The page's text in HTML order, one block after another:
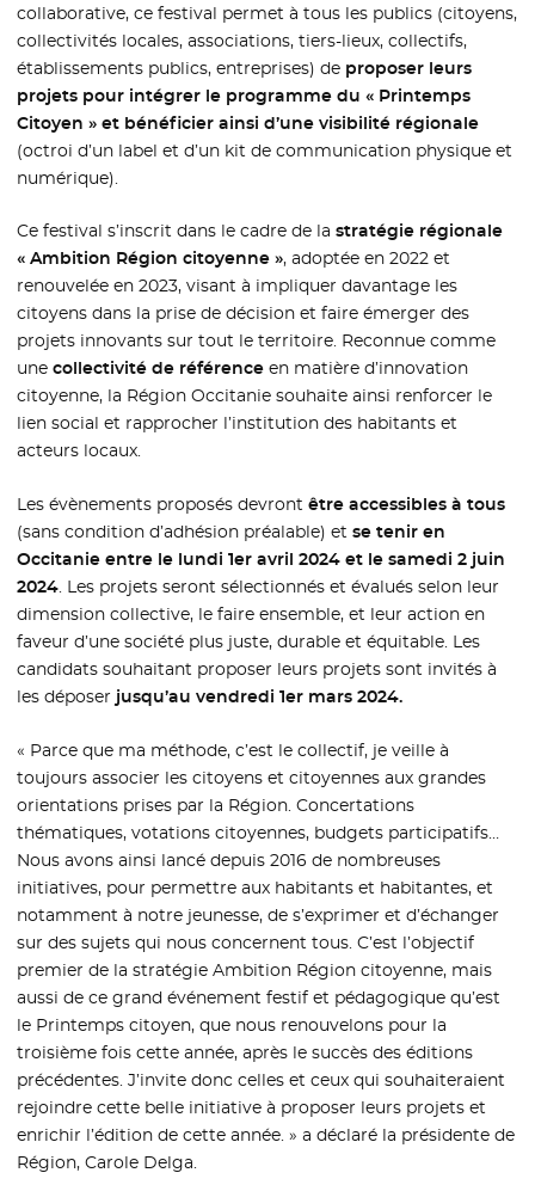
collaborative, ce festival permet à tous les publics (citoyens,
collectivités locales, associations, tiers-lieux, collectifs,
établissements publics, entreprises) de proposer leurs
projets pour intégrer le programme du « Printemps
Citoyen » et bénéficier ainsi d’une visibilité régionale
(octroi d’un label et d’un kit de communication physique et
numérique).
Ce festival s’inscrit dans le cadre de lastratégie régionale
« Ambition Région citoyenne », adoptée en 2022 et
renouvelée en 2023, visant à impliquer davantage les
citoyens dans la prise de décision et faire émerger des
projets innovants sur tout le territoire. Reconnue comme
unecollectivité de référence en matière d’innovation
citoyenne, la Région Occitanie souhaite ainsi renforcer le
lien social et rapprocher l’institution des habitants et
acteurs locaux.
Les évènements proposés devrontêtre accessibles à tous
(sans condition d’adhésion préalable) etse tenir en
Occitanie entre le lundi 1er avril 2024 et le samedi 2 juin
2024. Les projets seront sélectionnés et évalués selon leur
dimension collective, le faire ensemble, et leur action en
faveur d’une société plus juste, durable et équitable. Les
candidats souhaitant proposer leurs projets sont invités à
les déposer jusqu’au vendredi 1er mars 2024.
« Parce que ma méthode, c’est le collectif, je veille à
toujours associer les citoyens et citoyennes aux grandes
orientations prises par la Région. Concertations
thématiques, votations citoyennes, budgets participatifs…
Nous avons ainsi lancé depuis 2016 de nombreuses
initiatives, pour permettre aux habitants et habitantes, et
notamment à notre jeunesse, de s’exprimer et d’échanger
sur des sujets qui nous concernent tous. C’est l’objectif
premier de la stratégie Ambition Région citoyenne, mais
aussi de ce grand événement festif et pédagogique qu’est
le Printemps citoyen, que nous renouvelons pour la
troisième fois cette année, après le succès des éditions
précédentes. J’invite donc celles et ceux qui souhaiteraient
rejoindre cette belle initiative à proposer leurs projets et
enrichir l’édition de cette année. » a déclaré la présidente de
Région, Carole Delga.